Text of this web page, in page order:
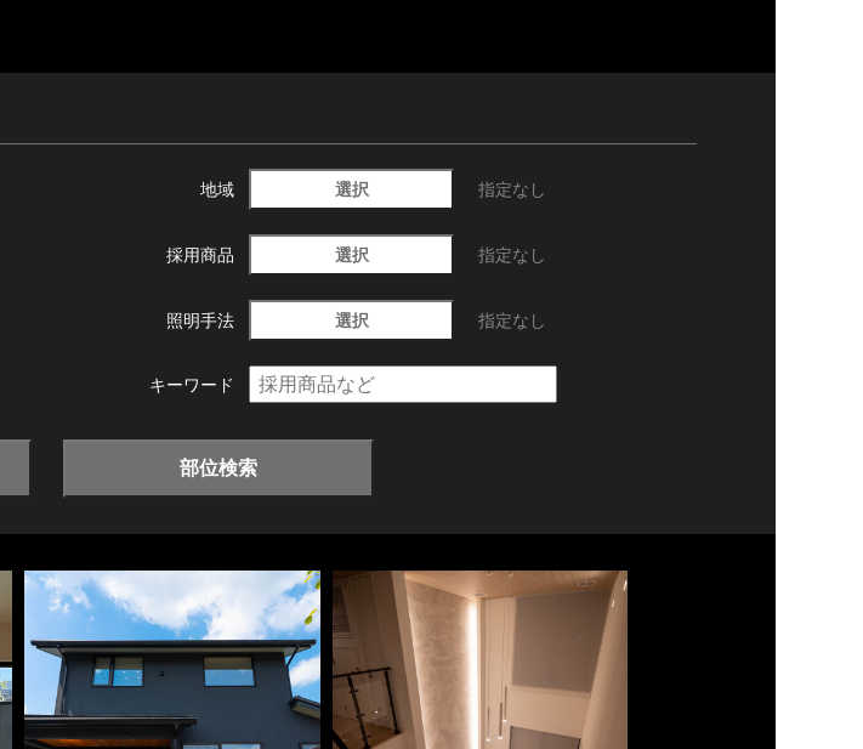
地域 選択 指定なし
採用商品 選択 指定なし
照明手法 選択 指定なし
キーワード
部位検索